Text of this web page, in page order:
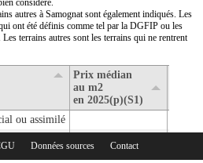
Données sources Contact
considéré.
autres à Samognat sont également indiqués. Les
ont été définis comme tel par la DGFIP ou les
terrains autres sont les terrains qui ne rentrent
Prix médian
au m2
en 2025(p)(S1)
ou assimilé
m2